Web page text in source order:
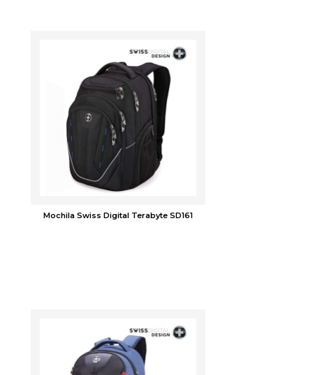
Mochila Swiss Digital Terabyte SD161